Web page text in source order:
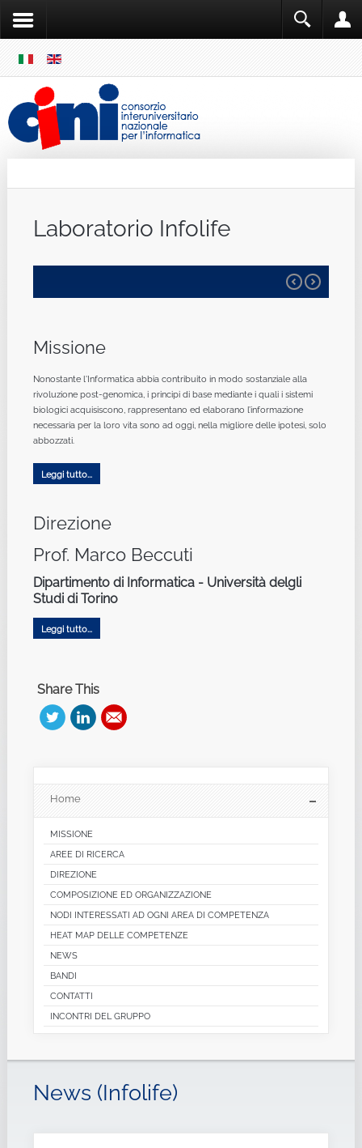
MENU
Laboratorio Infolife
Missione
Nonostante l'Informatica abbia contribuito in modo sostanziale alla
rivoluzione post-genomica, i principi di base mediante i quali i sistemi
biologici acquisiscono, rappresentano ed elaborano l’informazione
necessaria per la loro vita sono ad oggi, nella migliore delle ipotesi, solo
abbozzati.
Leggi tutto...
Direzione
Prof. Marco Beccuti
Dipartimento di Informatica - Università delgli
Studi di Torino
Leggi tutto...
Share This
Home
MISSIONE
AREE DI RICERCA
DIREZIONE
COMPOSIZIONE ED ORGANIZZAZIONE
NODI INTERESSATI AD OGNI AREA DI COMPETENZA
HEAT MAP DELLE COMPETENZE
NEWS
BANDI
CONTATTI
INCONTRI DEL GRUPPO
News (Infolife)